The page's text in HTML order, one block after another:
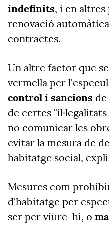
indefinits, i en altres
renovació
contractes.
Un altre factor que
vermella per
control i sancions
de certes
no comunicar les
evitar la mesura de
habitatge social,
Mesures com
d'habitatge per
ser per viure-hi, o